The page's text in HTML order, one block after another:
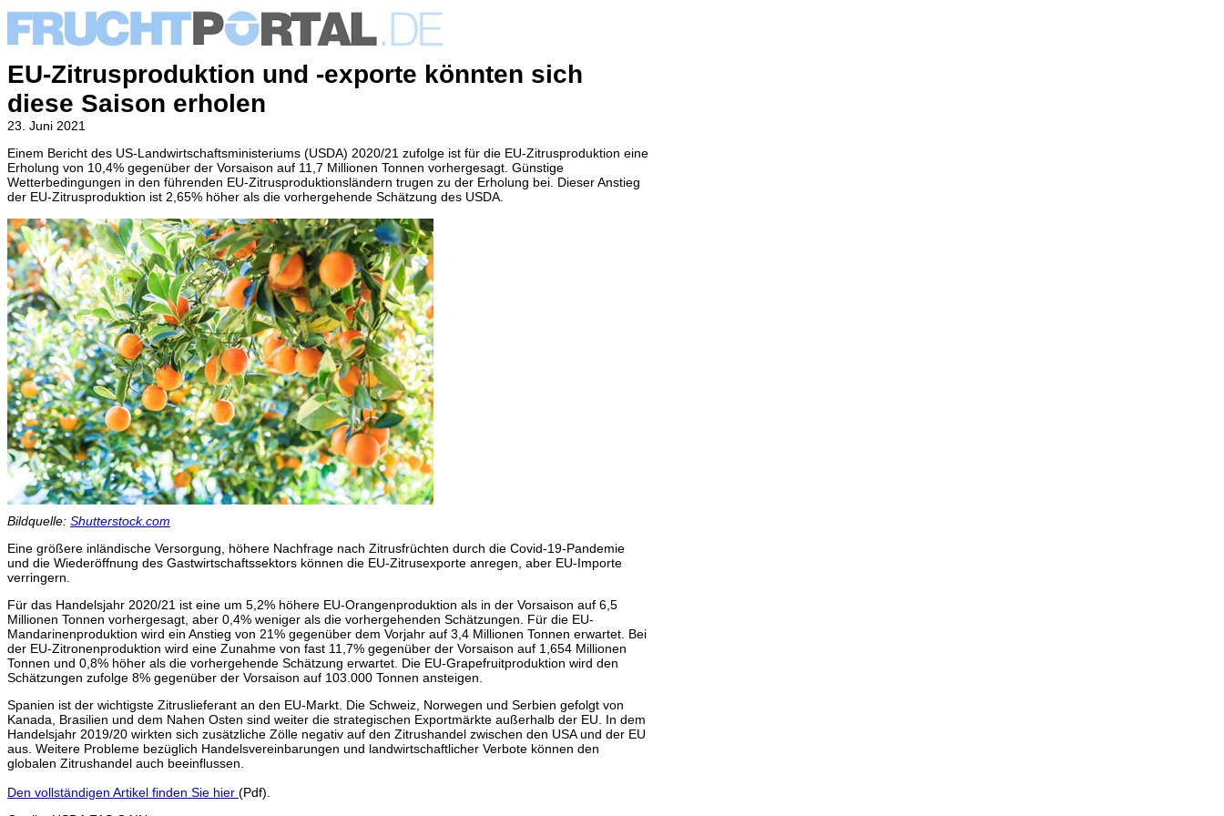
EU-Zitrusproduktion und -exporte könnten sich
diese Saison erholen
23. Juni 2021
Einem Bericht des US-Landwirtschaftsministeriums (USDA) 2020/21 zufolge ist für die EU-Zitrusproduktion eine
Erholung von 10,4% gegenüber der Vorsaison auf 11,7 Millionen Tonnen vorhergesagt. Günstige
Wetterbedingungen in den führenden EU-Zitrusproduktionsländern trugen zu der Erholung bei. Dieser Anstieg
der EU-Zitrusproduktion ist 2,65% höher als die vorhergehende Schätzung des USDA.
Bildquelle: Shutterstock.com
Eine größere inländische Versorgung, höhere Nachfrage nach Zitrusfrüchten durch die Covid-19-Pandemie
und die Wiederöffnung des Gastwirtschaftssektors können die EU-Zitrusexporte anregen, aber EU-Importe
verringern.
Für das Handelsjahr 2020/21 ist eine um 5,2% höhere EU-Orangenproduktion als in der Vorsaison auf 6,5
Millionen Tonnen vorhergesagt, aber 0,4% weniger als die vorhergehenden Schätzungen. Für die EU-
Mandarinenproduktion wird ein Anstieg von 21% gegenüber dem Vorjahr auf 3,4 Millionen Tonnen erwartet. Bei
der EU-Zitronenproduktion wird eine Zunahme von fast 11,7% gegenüber der Vorsaison auf 1,654 Millionen
Tonnen und 0,8% höher als die vorhergehende Schätzung erwartet. Die EU-Grapefruitproduktion wird den
Schätzungen zufolge 8% gegenüber der Vorsaison auf 103.000 Tonnen ansteigen.
Spanien ist der wichtigste Zitruslieferant an den EU-Markt. Die Schweiz, Norwegen und Serbien gefolgt von
Kanada, Brasilien und dem Nahen Osten sind weiter die strategischen Exportmärkte außerhalb der EU. In dem
Handelsjahr 2019/20 wirkten sich zusätzliche Zölle negativ auf den Zitrushandel zwischen den USA und der EU
aus. Weitere Probleme bezüglich Handelsvereinbarungen und landwirtschaftlicher Verbote können den
globalen Zitrushandel auch beeinflussen.
Den vollständigen Artikel finden Sie hier (Pdf).